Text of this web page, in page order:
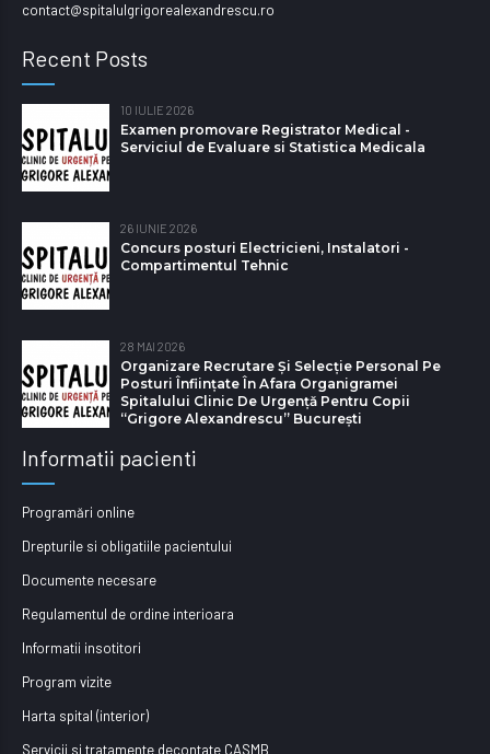
contact@spitalulgrigorealexandrescu.ro
Recent Posts
10 IULIE 2026
Examen promovare Registrator Medical -
Serviciul de Evaluare si Statistica Medicala
26 IUNIE 2026
Concurs posturi Electricieni, Instalatori -
Compartimentul Tehnic
28 MAI 2026
Organizare Recrutare Și Selecție Personal Pe
Posturi Înființate În Afara Organigramei
Spitalului Clinic De Urgență Pentru Copii
“Grigore Alexandrescu” Bucureşti
Informatii pacienti
Programări online
Drepturile si obligatiile pacientului
Documente necesare
Regulamentul de ordine interioara
Informatii insotitori
Program vizite
Harta spital (interior)
Servicii si tratamente decontate CASMB